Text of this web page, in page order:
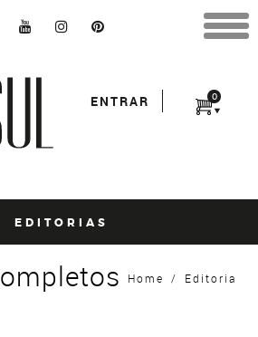
0
ENTRAR
Home / Editoria
informe seu e-mail: